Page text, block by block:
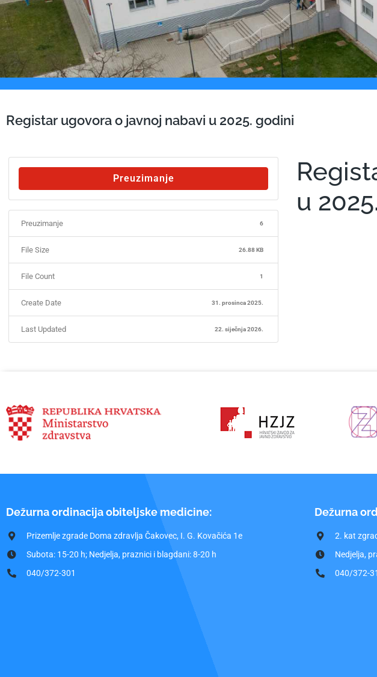
Registar ugovora o javnoj nabavi u 2025. godini
Preuzimanje
Preuzimanje 6
File Size 26.88 KB
File Count 1
Create Date 31. prosinca 2025.
Last Updated 22. siječnja 2026.
u
Dežurna ordinacija obiteljske medicine:
Prizemlje zgrade Doma zdravlja Čakovec, I. G. Kovačića 1e
Subota: 15-20 h; Nedjelja, praznici i blagdani: 8-20 h
040/372-301
Dežurna
2. kat
Nedjelja,
040/372-